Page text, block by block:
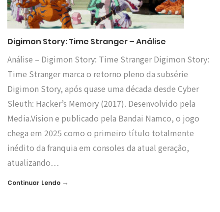
Digimon Story: Time Stranger – Análise
Análise – Digimon Story: Time Stranger Digimon Story:
Time Stranger marca o retorno pleno da subsérie
Digimon Story, após quase uma década desde Cyber
Sleuth: Hacker’s Memory (2017). Desenvolvido pela
Media.Vision e publicado pela Bandai Namco, o jogo
chega em 2025 como o primeiro título totalmente
inédito da franquia em consoles da atual geração,
atualizando…
Continuar Lendo →